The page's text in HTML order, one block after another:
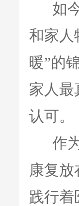
如今
和家人
暖”的
家人最
认可。
作为
康复
践行着